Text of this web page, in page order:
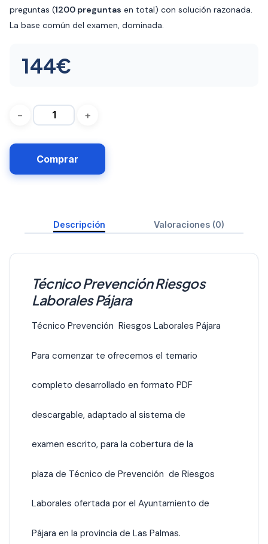
preguntas (1200 preguntas en total) con solución razonada.
La base común del examen, dominada.
144€
Comprar
Descripción Valoraciones (0)
Técnico Prevención Riesgos
Laborales Pájara
Técnico Prevención Riesgos Laborales Pájara
Para comenzar te ofrecemos el temario
completo desarrollado en formato PDF
descargable, adaptado al sistema de
examen escrito, para la cobertura de la
plaza de Técnico de Prevención de Riesgos
Laborales ofertada por el Ayuntamiento de
Pájara en la provincia de Las Palmas.